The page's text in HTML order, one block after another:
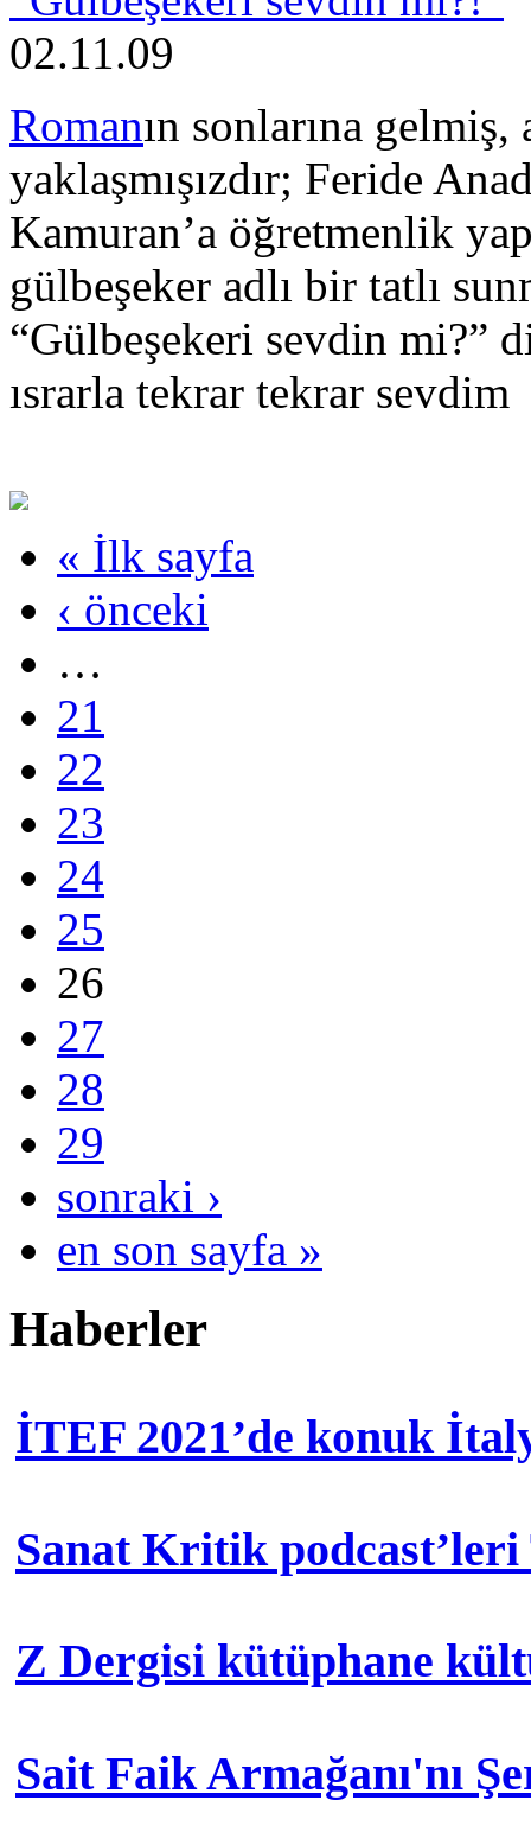
02.11.09
Romanın sonlarına
yaklaşmışızdır; Feride
Kamuran’a öğretmenlik
gülbeşeker adlı bir tatlı
“Gülbeşekeri sevdin mi?”
ısrarla tekrar tekrar sevdim
« İlk sayfa
‹ önceki
…
21
22
23
24
25
26
27
28
29
sonraki ›
en son sayfa »
Haberler
İTEF 2021’de konuk
Sanat Kritik podcast’leri
Z Dergisi kütüphane
Sait Faik Armağanı'nı